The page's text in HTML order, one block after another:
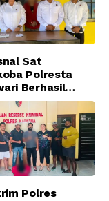
Sat
Polresta
Berhasil
Kasus Tindak
I Jenis Shabu
Prafi kab.
Polres